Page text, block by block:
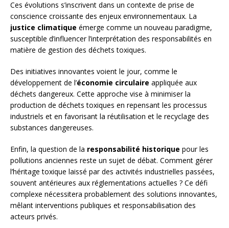
Ces évolutions s’inscrivent dans un contexte de prise de
conscience croissante des enjeux environnementaux. La
justice climatique émerge comme un nouveau paradigme,
susceptible d’influencer l’interprétation des responsabilités en
matière de gestion des déchets toxiques.
Des initiatives innovantes voient le jour, comme le
développement de l’économie circulaire appliquée aux
déchets dangereux. Cette approche vise à minimiser la
production de déchets toxiques en repensant les processus
industriels et en favorisant la réutilisation et le recyclage des
substances dangereuses.
Enfin, la question de la responsabilité historique pour les
pollutions anciennes reste un sujet de débat. Comment gérer
l’héritage toxique laissé par des activités industrielles passées,
souvent antérieures aux réglementations actuelles ? Ce défi
complexe nécessitera probablement des solutions innovantes,
mêlant interventions publiques et responsabilisation des
acteurs privés.